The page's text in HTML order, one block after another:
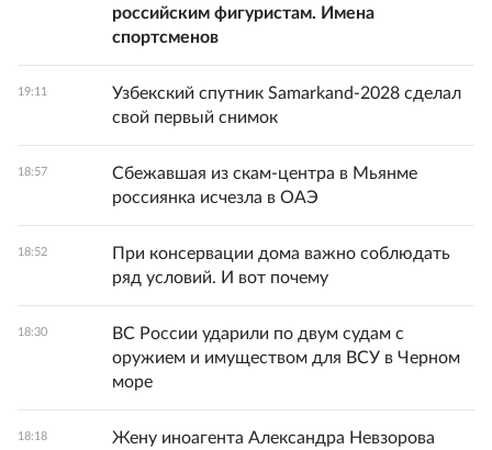
российским фигуристам. Имена
спортсменов
19:11
Узбекский спутник Samarkand-2028 сделал
свой первый снимок
18:57
Сбежавшая из скам-центра в Мьянме
россиянка исчезла в ОАЭ
18:52
При консервации дома важно соблюдать
ряд условий. И вот почему
18:30
ВС России ударили по двум судам с
оружием и имуществом для ВСУ в Черном
море
18:18
Жену иноагента Александра Невзорова